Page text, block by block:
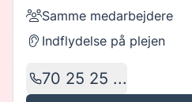
70 25 25 ...
Samme medarbejdere
Indflydelse på plejen